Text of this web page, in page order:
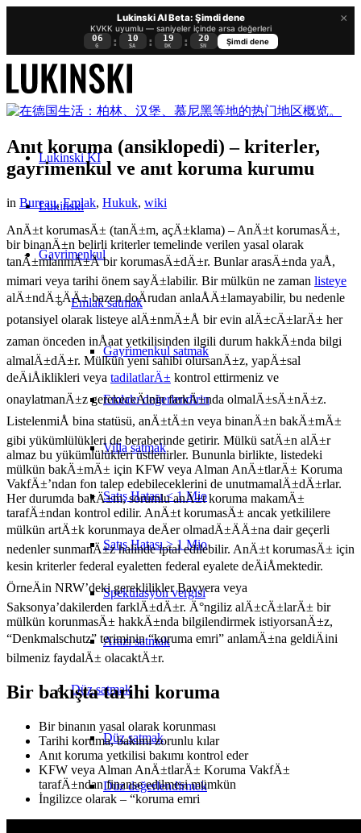
×
Lukinski AI Beta: Şimdi dene
KVKK uyumlu — saniyeler içinde arsa değerleri
06
G : 10
SA : 19
DK : 19
SN
Şimdi dene
Lukinski KI
Lukinski
Gayrimenkul
Emlak satmak
Gayrimenkul satmak
Emlakı değerlendirin
Villa satmak
Satış Hatası < 1 Mio
Satış Hatası > 1 Mio
Spekülasyon vergisi
Arazi satmak
Düzsatmak
Düz satmak
Düz değerlendirmek
Anıt koruma (ansiklopedi) – kriterler,
gayrimenkul ve anıt koruma kurumu
in Bureau,Emlak, Hukuk, wiki
AnÄ±t korumasÄ± (tanÄ±m, açÄ±klama) – AnÄ±t korumasÄ±,
bir binanÄ±n belirli kriterler temelinde verilen yasal olarak
tanÄ±mlanmÄ±Å bir korumasÄ±dÄ±r. Bunlar arasÄ±nda yaÅ,
mimari veya tarihi önem sayÄ±labilir. Bir mülkün ne zaman listeye
alÄ±ndÄ±ÄÄ± bazen doÄrudan anlaÅÄ±lamayabilir, bu nedenle
potansiyel olarak listeye alÄ±nmÄ±Å bir evin alÄ±cÄ±larÄ± her
zaman önceden inÅaat yetkilisinden ilgili durum hakkÄ±nda bilgi
almalÄ±dÄ±r. Mülkün yeni sahibi olursanÄ±z, yapÄ±sal
deÄiÅiklikleri veya tadilatlarÄ± kontrol ettirmeniz ve
onaylatmanÄ±z gerekeceÄinin farkÄ±nda olmalÄ±sÄ±nÄ±z.
ListelenmiÅ bina statüsü, anÄ±tÄ±n veya binanÄ±n bakÄ±mÄ±
gibi yükümlülükleri de beraberinde getirir. Mülkü satÄ±n alÄ±r
almaz bu yükümlülükleri üstlenirler. Bununla birlikte, listedeki
mülkün bakÄ±mÄ± için KFW veya Alman AnÄ±tlarÄ± Koruma
VakfÄ±’ndan fon talep edebileceklerini de unutmamalÄ±dÄ±rlar.
Her durumda bakÄ±m, sorumlu anÄ±t koruma makamÄ±
tarafÄ±ndan kontrol edilir. AnÄ±t korumasÄ± ancak yetkililere
mülkün artÄ±k korunmaya deÄer olmadÄ±ÄÄ±na dair geçerli
nedenler sunmanÄ±z halinde iptal edilebilir. AnÄ±t korumasÄ± için
kesin kriterler federal eyaletten federal eyalete deÄiÅmektedir.
ÖrneÄin NRW’deki gereklilikler Bavyera veya
Saksonya’dakilerden farklÄ±dÄ±r. Ä°ngiliz alÄ±cÄ±larÄ± bir
mülkün korunmasÄ± hakkÄ±nda bilgilendirmek istiyorsanÄ±z,
“Denkmalschutz” teriminin “koruma emri” anlamÄ±na geldiÄini
bilmeniz faydalÄ± olacaktÄ±r.
Bir bakışta tarihi koruma
Bir binanın yasal olarak korunması
Tarihi koruma, bakımı zorunlu kılar
Anıt koruma yetkilisi bakımı kontrol eder
KFW veya Alman AnÄ±tlarÄ± Koruma VakfÄ±
tarafÄ±ndan finanse edilmesi mümkün
İngilizce olarak – “koruma emri